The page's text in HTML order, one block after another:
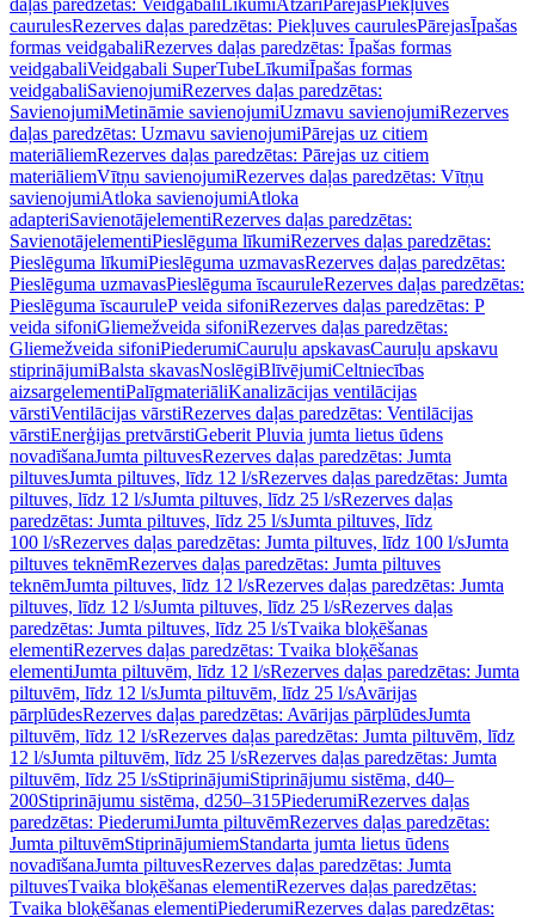
daļas paredzētas: Veidgabali LīkumiAtzari PārejasPiekļuves
caurulesRezerves daļas paredzētas: Piekļuves caurulesPārejasĪpašas
formas veidgabaliRezerves daļas paredzētas: Īpašas formas
veidgabaliVeidgabali SuperTubeLīkumiĪpašas formas
veidgabaliSavienojumiRezerves daļas paredzētas:
SavienojumiMetināmie savienojumiUzmavu savienojumiRezerves
daļas paredzētas: Uzmavu savienojumiPārejas uz citiem
materiāliemRezerves daļas paredzētas: Pārejas uz citiem
materiāliemVītņu savienojumiRezerves daļas paredzētas: Vītņu
savienojumiAtloka savienojumiAtloka
adapteriSavienotājelementiRezerves daļas paredzētas:
SavienotājelementiPieslēguma līkumiRezerves daļas paredzētas:
Pieslēguma līkumiPieslēguma uzmavasRezerves daļas paredzētas:
Pieslēguma uzmavasPieslēguma īscauruleRezerves daļas paredzētas:
Pieslēguma īscauruleP veida sifoniRezerves daļas paredzētas: P
veida sifoniGliemežveida sifoniRezerves daļas paredzētas:
Gliemežveida sifoniPiederumiCauruļu apskavasCauruļu apskavu
stiprinājumiBalsta skavasNoslēgiBlīvējumiCeltniecības
aizsargelementiPalīgmateriāliKanalizācijas ventilācijas
vārstiVentilācijas vārstiRezerves daļas paredzētas: Ventilācijas
vārstiEnerģijas pretvārstiGeberit Pluvia jumta lietus ūdens
novadīšanaJumta piltuvesRezerves daļas paredzētas: Jumta
piltuvesJumta piltuves, līdz 12 l/sRezerves daļas paredzētas: Jumta
piltuves, līdz 12 l/sJumta piltuves, līdz 25 l/sRezerves daļas
paredzētas: Jumta piltuves, līdz 25 l/sJumta piltuves, līdz
100 l/sRezerves daļas paredzētas: Jumta piltuves, līdz 100 l/sJumta
piltuves teknēmRezerves daļas paredzētas: Jumta piltuves
teknēmJumta piltuves, līdz 12 l/sRezerves daļas paredzētas: Jumta
piltuves, līdz 12 l/sJumta piltuves, līdz 25 l/sRezerves daļas
paredzētas: Jumta piltuves, līdz 25 l/sTvaika bloķēšanas
elementiRezerves daļas paredzētas: Tvaika bloķēšanas
elementiJumta piltuvēm, līdz 12 l/sRezerves daļas paredzētas: Jumta
piltuvēm, līdz 12 l/sJumta piltuvēm, līdz 25 l/sAvārijas
pārplūdesRezerves daļas paredzētas: Avārijas pārplūdesJumta
piltuvēm, līdz 12 l/sRezerves daļas paredzētas: Jumta piltuvēm, līdz
12 l/sJumta piltuvēm, līdz 25 l/sRezerves daļas paredzētas: Jumta
piltuvēm, līdz 25 l/sStiprinājumiStiprinājumu sistēma, d40–
200Stiprinājumu sistēma, d250–315PiederumiRezerves daļas
paredzētas: PiederumiJumta piltuvēmRezerves daļas paredzētas:
Jumta piltuvēmStiprinājumiemStandarta jumta lietus ūdens
novadīšanaJumta piltuvesRezerves daļas paredzētas: Jumta
piltuvesTvaika bloķēšanas elementiRezerves daļas paredzētas:
Tvaika bloķēšanas elementiPiederumiRezerves daļas paredzētas: